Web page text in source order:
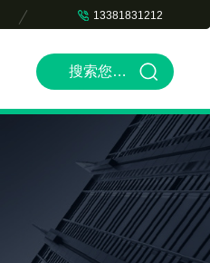
13381831212